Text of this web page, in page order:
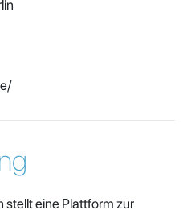
stellt eine Plattform zur